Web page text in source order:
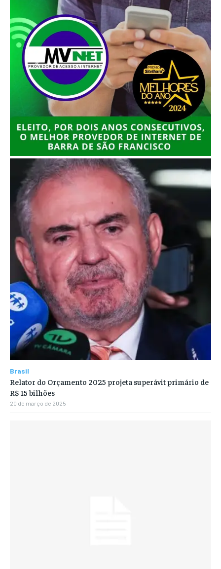
Brasil
Relator do Orçamento 2025 projeta superávit primário de
R$ 15 bilhões
20 de março de 2025